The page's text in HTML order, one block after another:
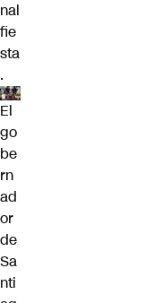
nal
fie
sta
.
El
go
be
rn
ad
or
de
Sa
nti